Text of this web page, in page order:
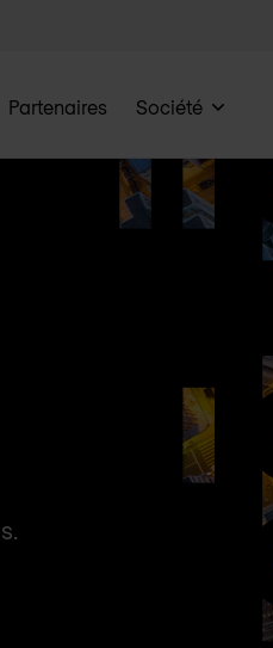
Partenaires Société